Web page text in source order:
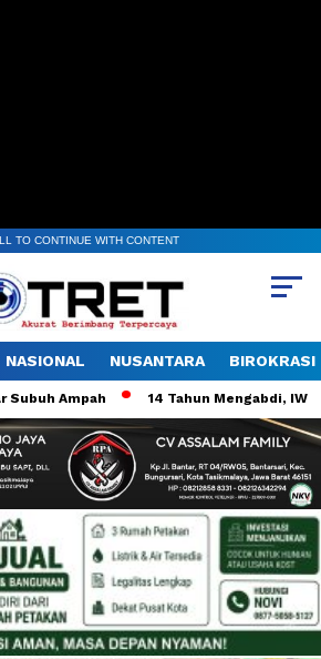
TO CONTINUE WITH CONTENT
NASIONAL NUSANTARA BIROKRASI
Ampah 14 Tahun Mengabdi, IWO